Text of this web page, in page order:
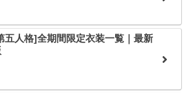
五人格]全期間限定衣装一覧｜最新